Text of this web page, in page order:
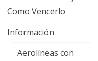
Como Vencerlo
Información
Aerolíneas con